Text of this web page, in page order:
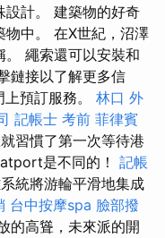
設計。 建築物的好奇
中。 在X世紀，沼澤
。 繩索還可以安裝和
鏈接以了解更多信
預訂服務。 林口 外
記帳士 考前 菲律賓
習慣了第一次等待港
是不同的！ 記帳
統將游輪平滑地集成
台中按摩spa 臉部撥
的高聳，未來派的開